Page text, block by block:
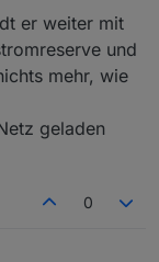
er weiter mit
und
mehr, wie
geladen
0